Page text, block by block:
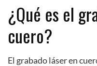
¿Qué es el
cuero?
El grabado láser en